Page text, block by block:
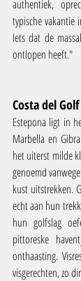
authentiek,
typische vakantie
Iets dat de
ontlopen heeft."
Costa del Golf
Estepona ligt in
Marbella en
het uiterst milde
genoemd
kust uitstrekken.
echt aan hun
hun golfslag
pittoreske
onthaasting.
visgerechten, zo